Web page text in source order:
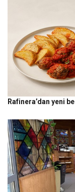
Rafinera’dan yeni